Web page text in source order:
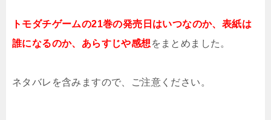
トモダチゲームの21巻の発売日はいつなのか、表紙は
誰になるのか、あらすじや感想 をまとめました。
ネタバレを含みますので、ご注意ください。